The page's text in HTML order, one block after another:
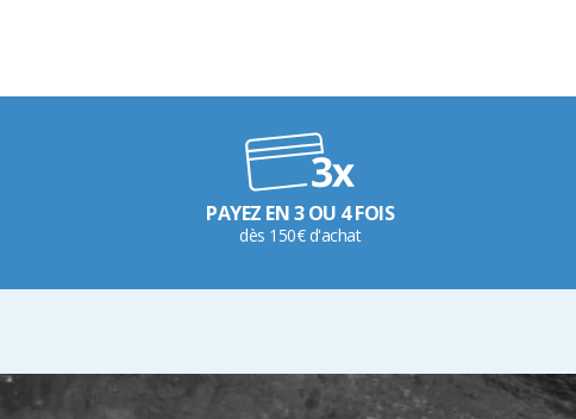
PAYEZ EN 3 OU 4 FOIS
dès 150€ d'achat